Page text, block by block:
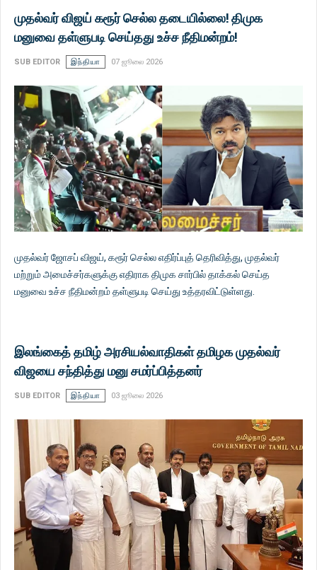
முதல்வர் விஜய் கரூர் செல்ல தடையில்லை! திமுக
மனுவை தள்ளுபடி செய்தது உச்ச நீதிமன்றம்!
SUB EDITOR இந்தியா 07 ஜூலை 2026
முதல்வர் ஜோசப் விஜய், கரூர் செல்ல எதிர்ப்புத் தெரிவித்து, முதல்வர்
மற்றும் அமைச்சர்களுக்கு எதிராக திமுக சார்பில் தாக்கல் செய்த
மனுவை உச்ச நீதிமன்றம் தள்ளுபடி செய்து உத்தரவிட்டுள்ளது.
இலங்கைத் தமிழ் அரசியல்வாதிகள் தமிழக முதல்வர்
விஜயை சந்தித்து மனு சமர்ப்பித்தனர்
SUB EDITOR இந்தியா 03 ஜூலை 2026